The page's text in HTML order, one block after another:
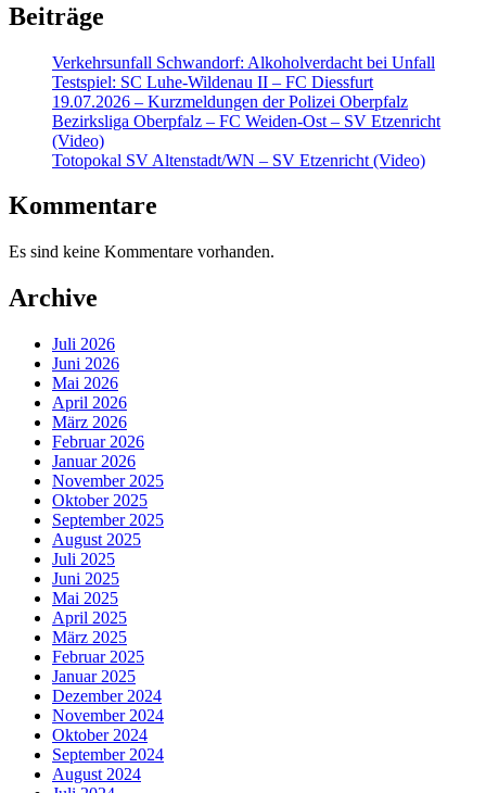
Beiträge
Verkehrsunfall Schwandorf: Alkoholverdacht bei Unfall
Testspiel: SC Luhe-Wildenau II – FC Diessfurt
19.07.2026 – Kurzmeldungen der Polizei Oberpfalz
Bezirksliga Oberpfalz – FC Weiden-Ost – SV Etzenricht
(Video)
Totopokal SV Altenstadt/WN – SV Etzenricht (Video)
Kommentare
Es sind keine Kommentare vorhanden.
Archive
Juli 2026
Juni 2026
Mai 2026
April 2026
März 2026
Februar 2026
Januar 2026
November 2025
Oktober 2025
September 2025
August 2025
Juli 2025
Juni 2025
Mai 2025
April 2025
März 2025
Februar 2025
Januar 2025
Dezember 2024
November 2024
Oktober 2024
September 2024
August 2024